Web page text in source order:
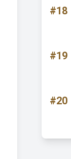
#18
#19
#20